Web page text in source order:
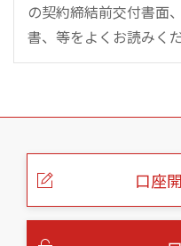
の契約締結前交付書面
書、等をよくお読みく
こ
口座